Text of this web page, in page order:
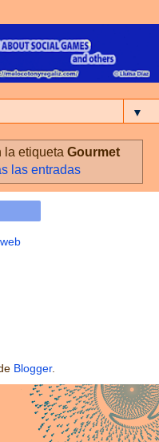
▼
la etiqueta Gourmet
las entradas
Blogger.